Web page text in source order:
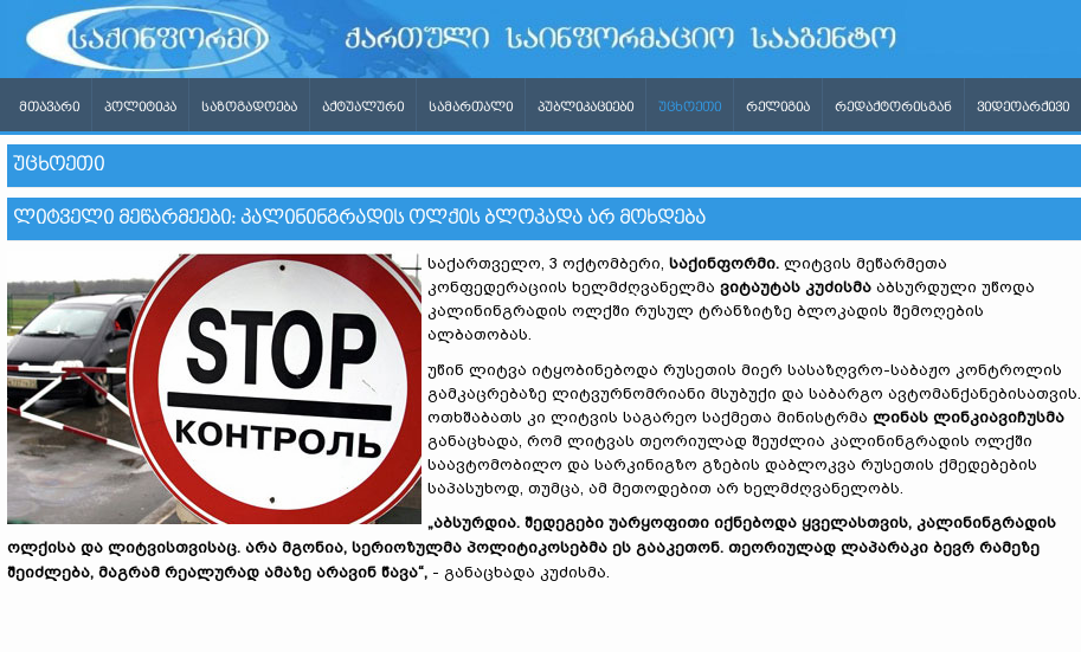
ᲛᲗᲐᲕᲐᲠᲘ ᲞᲝᲚᲘᲢᲘᲙᲐ ᲡᲐᲖᲝᲒᲐᲓᲝᲔᲑᲐ ᲐᲥᲢᲣᲐᲚᲣᲠᲘ ᲡᲐᲛᲐᲠᲗᲐᲚᲘ ᲞᲣᲑᲚᲘᲙᲐᲪᲘᲔᲑᲘ ᲣᲪᲮᲝᲔᲗᲘ ᲠᲔᲚᲘᲒᲘᲐ ᲠᲔᲓᲐᲥᲢᲝᲠᲘᲡᲒᲐᲜ ᲕᲘᲓᲔᲝᲐᲠᲥᲘᲕᲘ
ᲣᲪᲮᲝᲔᲗᲘ
ᲚᲘᲢᲕᲔᲚᲘ ᲛᲔᲬᲐᲠᲛᲔᲔᲑᲘ: ᲙᲐᲚᲘᲜᲘᲜᲒᲠᲐᲓᲘᲡ ᲝᲚᲥᲘᲡ ᲑᲚᲝᲙᲐᲓᲐ ᲐᲠ ᲛᲝᲮᲓᲔᲑᲐ
საქართველო, 3 ოქტომბერი, საქინფორმი. ლიტვის მეწარმეთა
კონფედერაციის ხელმძღვანელმა ვიტაუტას კუძისმა აბსურდული უწოდა
კალინინგრადის ოლქში რუსულ ტრანზიტზე ბლოკადის შემოღების
ალბათობას.
უწინ ლიტვა იტყობინებოდა რუსეთის მიერ სასაზღვრო-საბაჟო კონტროლის
გამკაცრებაზე ლიტვურნომრიანი მსუბუქი და საბარგო ავტომანქანებისათვის.
ოთხშაბათს კი ლიტვის საგარეო საქმეთა მინისტრმა ლინას ლინკიავიჩუსმა
განაცხადა, რომ ლიტვას თეორიულად შეუძლია კალინინგრადის ოლქში
საავტომობილო და სარკინიგზო გზების დაბლოკვა რუსეთის ქმედებების
საპასუხოდ, თუმცა, ამ მეთოდებით არ ხელმძღვანელობს.
„აბსურდია. შედეგები უარყოფითი იქნებოდა ყველასთვის, კალინინგრადის
ოლქისა და ლიტვისთვისაც. არა მგონია, სერიოზულმა პოლიტიკოსებმა ეს გააკეთონ. თეორიულად ლაპარაკი ბევრ რამეზე
შეიძლება, მაგრამ რეალურად ამაზე არავინ წავა“, - განაცხადა კუძისმა.